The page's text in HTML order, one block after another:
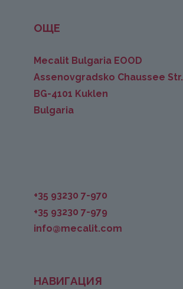
ОЩЕ
Mecalit Bulgaria EOOD
Assenovgradsko Chaussee Str.
BG-4101 Kuklen
Bulgaria
+35 93230 7-970
+35 93230 7-979
info@mecalit.com
НАВИГАЦИЯ